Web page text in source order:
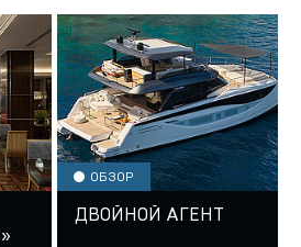
названием COSMOS.
Автором её дизайна стал
знаменитый...
ОБЗОР
ДВОЙНОЙ АГЕНТ